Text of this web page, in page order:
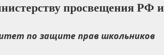
просвещения РФ и
по защите прав школьников